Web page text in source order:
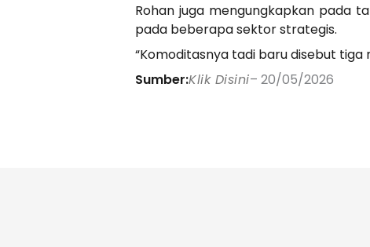
Rohan juga mengungkapkan pada
pada beberapa sektor strategis.
“Komoditasnya tadi baru disebut
Sumber:Klik Disini– 20/05/2026